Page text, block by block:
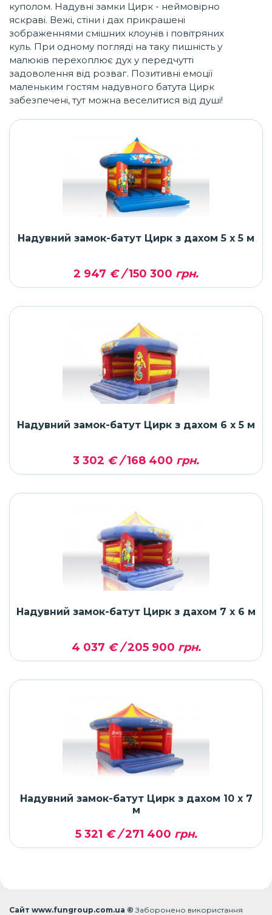
куполом. Надувні замки Цирк - неймовірно
яскраві. Вежі, стіни і дах прикрашені
зображеннями смішних клоунів і повітряних
куль. При одному погляді на таку пишність у
малюків перехоплює дух у передчутті
задоволення від розваг. Позитивні емоції
маленьким гостям надувного батута Цирк
забезпечені, тут можна веселитися від душі!
Надувний замок-батут Цирк з дахом 5 х 5 м
2 947 € /150 300 грн.
Надувний замок-батут Цирк з дахом 6 x 5 м
3 302 € /168 400 грн.
Надувний замок-батут Цирк з дахом 7 x 6 м
4 037 € /205 900 грн.
Надувний замок-батут Цирк з дахом 10 x 7
м
5 321 € /271 400 грн.
Сайт www.fungroup.com.ua ©Заборонено використання